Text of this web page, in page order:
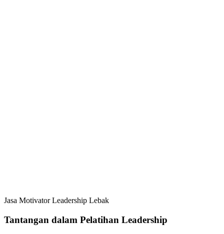
Jasa Motivator Leadership Lebak
Tantangan dalam Pelatihan Leadership